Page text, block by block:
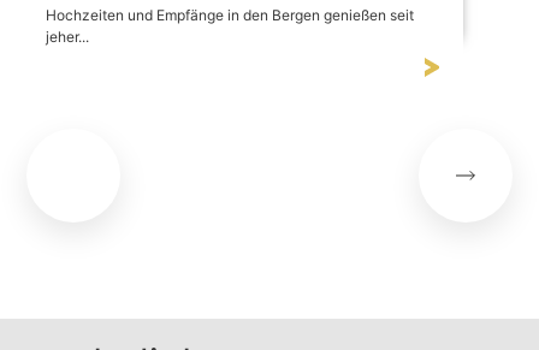
Hochzeiten und Empfänge in den Bergen genießen seit
jeher...